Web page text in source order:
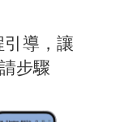
引導，讓
步驟